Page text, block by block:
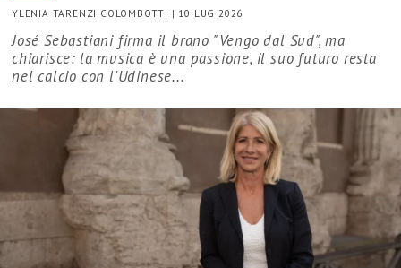
YLENIA TARENZI COLOMBOTTI | 10 LUG 2026
José Sebastiani firma il brano "Vengo dal Sud", ma
chiarisce: la musica è una passione, il suo futuro resta
nel calcio con l'Udinese...